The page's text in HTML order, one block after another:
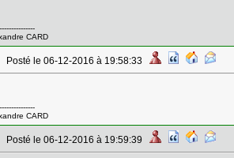
CARD
Posté le 06-12-2016 à 19:58:33
CARD
Posté le 06-12-2016 à 19:59:39